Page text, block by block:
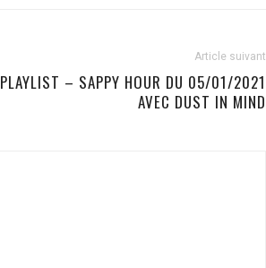
Article suivant
PLAYLIST – SAPPY HOUR DU 05/01/2021
AVEC DUST IN MIND